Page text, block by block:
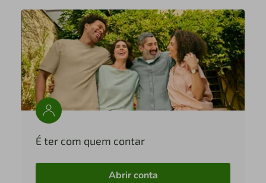
É ter com quem contar
Abrir conta